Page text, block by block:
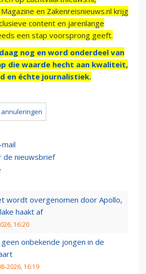
en Zakenreisnieuws.nl krijg
content en jarenlange
een stap voorsprong geeft.
nog en word onderdeel van
die waarde hecht aan kwaliteit,
en échte journalistiek.
annuleringen
de nieuwsbrief
wordt overgenomen door Apollo,
haakt af
16:20
onbekende jongen in de
2026, 16:19